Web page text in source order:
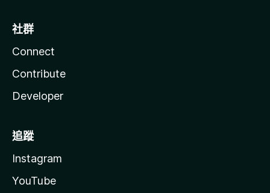
社群
Connect
Contribute
Developer
追蹤
Instagram
YouTube